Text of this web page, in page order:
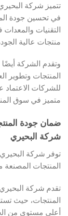
تتميز شركة
في تحسين جودة
التقنيات
منتجات عالية
وتقدم الشركة
المنتجات وتطوير
للشركات الاعتماد
متميز في سوق
ضمان جودة
شركة البحيري
توفر شركة
المنتجات المصنعة
تقدم شركة
المنتجات، حيث
أعلى مستوى من